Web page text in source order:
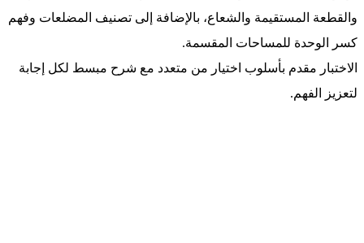
والقطعة المستقيمة والشعاع، بالإضافة إلى تصنيف المضلعات وفهم
كسر الوحدة للمساحات المقسمة.
الاختبار مقدم بأسلوب اختيار من متعدد مع شرح مبسط لكل إجابة
لتعزيز الفهم.